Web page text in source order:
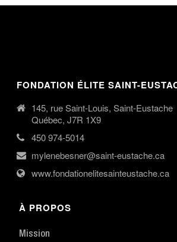
FONDATION ÉLITE SAINT-
145, rue Saint-Louis, Saint-Eustache
Québec, J7R 1X9
450 974-5014
mylenebesner@saint-eustache.ca
www.fondationelitesainteustache.ca
À PROPOS
Mission